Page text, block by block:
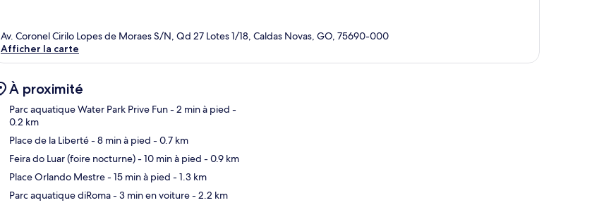
Av. Coronel Cirilo Lopes de Moraes S/N, Qd 27 Lotes 1/18, Caldas Novas, GO, 75690-000
Afficher la carte
À proximité
Parc aquatique Water Park Prive Fun- 2 min à pied -
0.2 km
Place de la Liberté- 8 min à pied - 0.7 km
Feira do Luar (foire nocturne)- 10 min à pied - 0.9 km
Place Orlando Mestre- 15 min à pied - 1.3 km
Parc aquatique diRoma- 3 min en voiture- 2.2 km